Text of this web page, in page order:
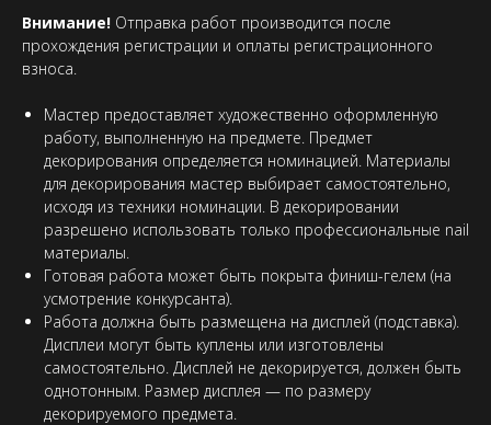
Внимание! Отправка работ производится после
прохождения регистрации и оплаты регистрационного
взноса.
Мастер предоставляет художественно оформленную
работу, выполненную на предмете. Предмет
декорирования определяется номинацией. Материалы
для декорирования мастер выбирает самостоятельно,
исходя из техники номинации. В декорировании
разрешено использовать только профессиональные nail
материалы.
Готовая работа может быть покрыта финиш-гелем (на
усмотрение конкурсанта).
Работа должна быть размещена на дисплей (подставка).
Дисплеи могут быть куплены или изготовлены
самостоятельно. Дисплей не декорируется, должен быть
однотонным. Размер дисплея — по размеру
декорируемого предмета.